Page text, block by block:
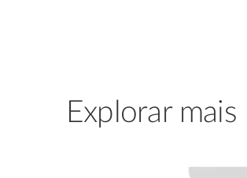
Explorar mais